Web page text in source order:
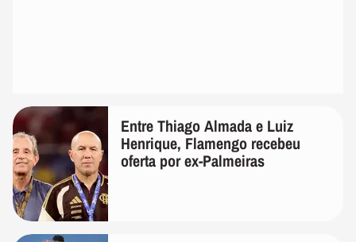
Entre Thiago Almada e Luiz
Henrique, Flamengo recebeu
oferta por ex-Palmeiras